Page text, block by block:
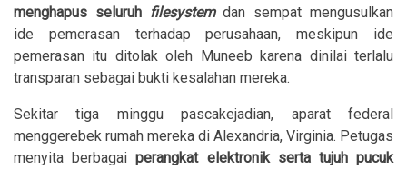
menghapus seluruh filesystem dan sempat mengusulkan
ide pemerasan terhadap perusahaan, meskipun ide
pemerasan itu ditolak oleh Muneeb karena dinilai terlalu
transparan sebagai bukti kesalahan mereka.
Sekitar tiga minggu pascakejadian, aparat federal
menggerebek rumah mereka di Alexandria, Virginia. Petugas
menyita berbagaiperangkat elektronik serta tujuh pucuk